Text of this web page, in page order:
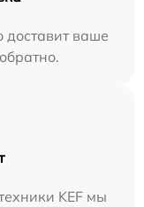
ваше
KEF мы